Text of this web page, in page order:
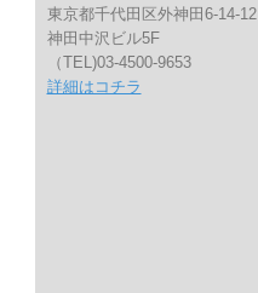
東京都千代田区外神田6-14-12
神田中沢ビル5F
（TEL)03-4500-9653
詳細はコチラ